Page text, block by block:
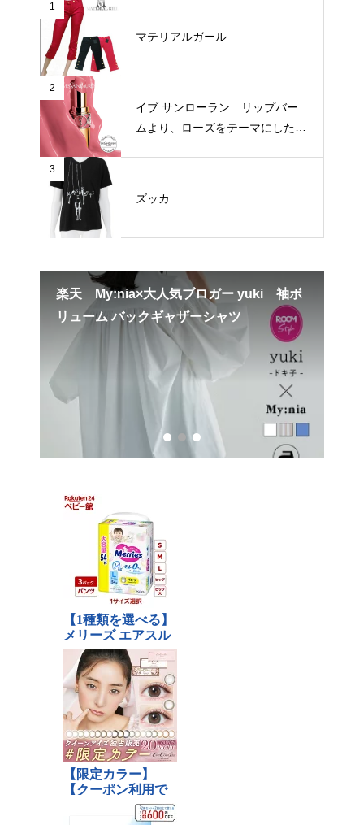
1
マテリアルガール
2
イブ サンローラン リップバー
ムより、ローズをテーマにした新
3
ズッカ
楽天 My:nia×大人気ブロガー yuki 袖ボ
リューム バックギャザーシャツ